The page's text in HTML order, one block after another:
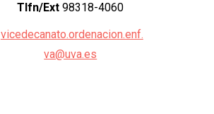
Tlfn/Ext 98318-4060
vicedecanato.ordenacion.enf.
va@uva.es